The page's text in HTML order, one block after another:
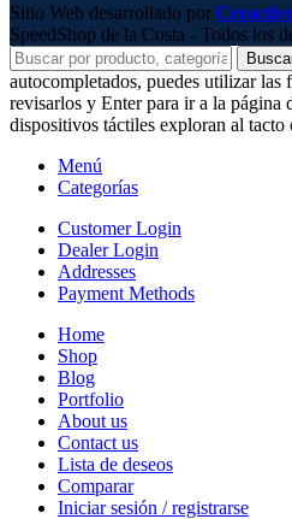
Sitio Web desarrollado por
SpeedShop de la Costa - Todos los
autocompletados, puedes utilizar las
revisarlos y Enter para ir a la página
dispositivos táctiles exploran al tacto
Menú
Categorías
Customer Login
Dealer Login
Addresses
Payment Methods
Home
Shop
Blog
Portfolio
About us
Contact us
Lista de deseos
Comparar
Iniciar sesión / registrarse